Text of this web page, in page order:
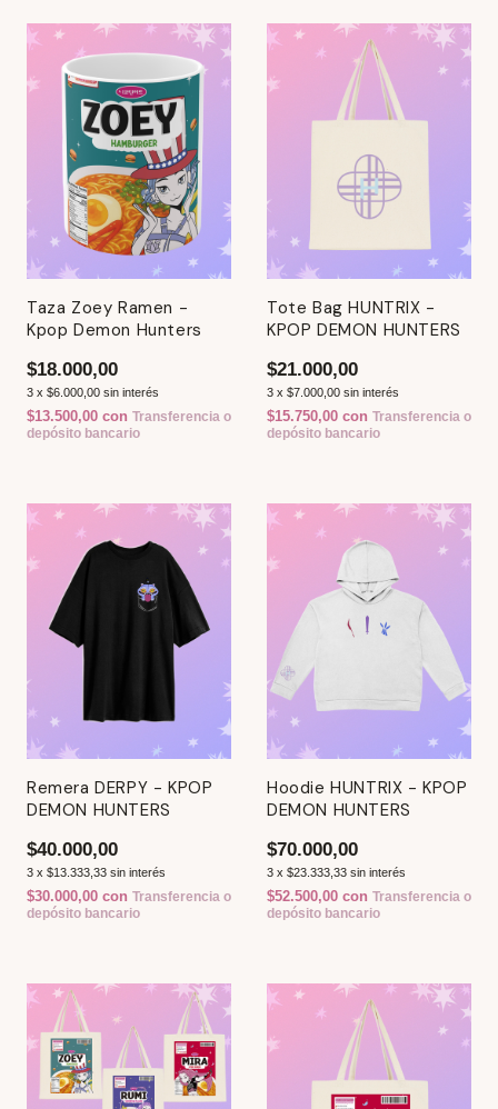
Taza Zoey Ramen -
Kpop Demon Hunters
$18.000,00
3 x $6.000,00 sin interés
$13.500,00 con Transferencia o
depósito bancario
Tote Bag HUNTRIX -
KPOP DEMON HUNTERS
$21.000,00
3 x $7.000,00 sin interés
$15.750,00 con Transferencia o
depósito bancario
Remera DERPY - KPOP
DEMON HUNTERS
$40.000,00
3 x $13.333,33 sin interés
$30.000,00 con Transferencia o
depósito bancario
Hoodie HUNTRIX - KPOP
DEMON HUNTERS
$70.000,00
3 x $23.333,33 sin interés
$52.500,00 con Transferencia o
depósito bancario